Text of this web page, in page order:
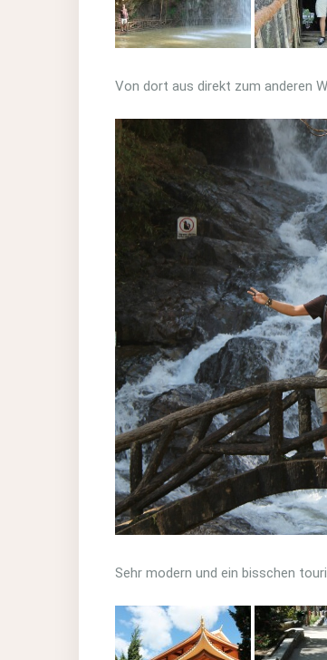
Von dort aus direkt zum anderen
Sehr modern und ein bisschen